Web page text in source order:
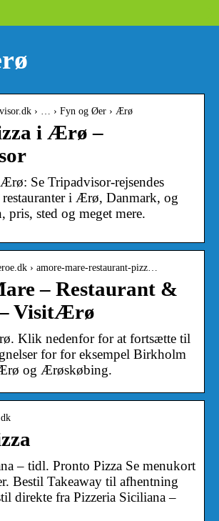
› … › Fyn og Øer › Ærø
i Ærø –
Se Tripadvisor-rejsendes
restauranter i Ærø, Danmark, og
pris, sted og meget mere.
› amore-mare-restaurant-pizz…
– Restaurant &
VisitÆrø
Klik nedenfor for at fortsætte til
for for eksempel Birkholm
og Ærøskøbing.
– tidl. Pronto Pizza Se menukort
Bestil Takeaway til afhentning
direkte fra Pizzeria Siciliana –